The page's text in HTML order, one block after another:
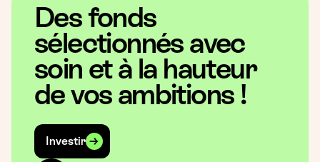
Des fonds
sélectionnés avec
soin et à la hauteur
de vos ambitions !
Investir